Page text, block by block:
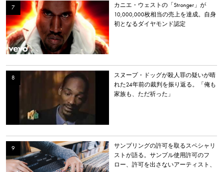
カニエ・ウェストの「Stronger」が
10,000,000枚相当の売上を達成。自身
初となるダイヤモンド認定
スヌープ・ドッグが殺人罪の疑いが晴
れた24年前の裁判を振り返る。「俺も
家族も、ただ祈った」
サンプリングの許可を取るスペシャリ
ストが語る。サンプル使用許可のフ
ロー、許可を出さないアーティスト、